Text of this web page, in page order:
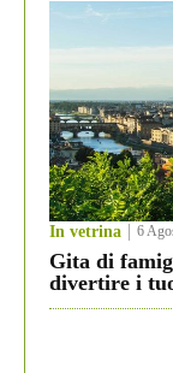
In vetrina 6
Gita di
divertire i